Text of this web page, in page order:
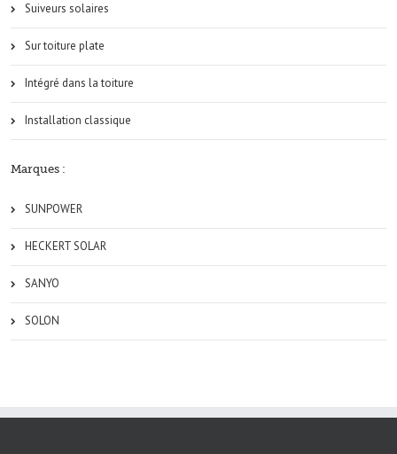
Suiveurs solaires
Sur toiture plate
Intégré dans la toiture
Installation classique
Marques :
SUNPOWER
HECKERT SOLAR
SANYO
SOLON